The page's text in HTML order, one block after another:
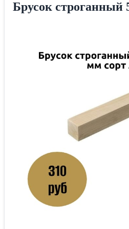
Брусок строганный